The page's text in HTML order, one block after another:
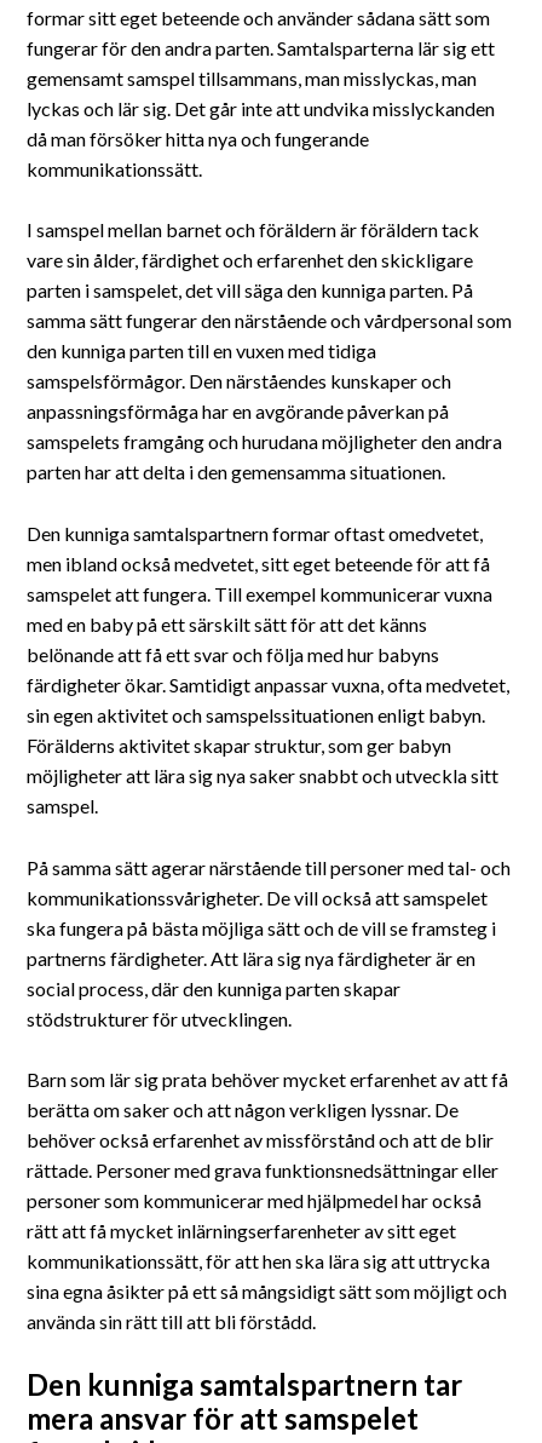
formar sitt eget beteende och använder sådana sätt som
fungerar för den andra parten. Samtalsparterna lär sig ett
gemensamt samspel tillsammans, man misslyckas, man
lyckas och lär sig. Det går inte att undvika misslyckanden
då man försöker hitta nya och fungerande
kommunikationssätt.
I samspel mellan barnet och föräldern är föräldern tack
vare sin ålder, färdighet och erfarenhet den skickligare
parten i samspelet, det vill säga den kunniga parten. På
samma sätt fungerar den närstående och vårdpersonal som
den kunniga parten till en vuxen med tidiga
samspelsförmågor. Den närståendes kunskaper och
anpassningsförmåga har en avgörande påverkan på
samspelets framgång och hurudana möjligheter den andra
parten har att delta i den gemensamma situationen.
Den kunniga samtalspartnern formar oftast omedvetet,
men ibland också medvetet, sitt eget beteende för att få
samspelet att fungera. Till exempel kommunicerar vuxna
med en baby på ett särskilt sätt för att det känns
belönande att få ett svar och följa med hur babyns
färdigheter ökar. Samtidigt anpassar vuxna, ofta medvetet,
sin egen aktivitet och samspelssituationen enligt babyn.
Förälderns aktivitet skapar struktur, som ger babyn
möjligheter att lära sig nya saker snabbt och utveckla sitt
samspel.
På samma sätt agerar närstående till personer med tal- och
kommunikationssvårigheter. De vill också att samspelet
ska fungera på bästa möjliga sätt och de vill se framsteg i
partnerns färdigheter. Att lära sig nya färdigheter är en
social process, där den kunniga parten skapar
stödstrukturer för utvecklingen.
Barn som lär sig prata behöver mycket erfarenhet av att få
berätta om saker och att någon verkligen lyssnar. De
behöver också erfarenhet av missförstånd och att de blir
rättade. Personer med grava funktionsnedsättningar eller
personer som kommunicerar med hjälpmedel har också
rätt att få mycket inlärningserfarenheter av sitt eget
kommunikationssätt, för att hen ska lära sig att uttrycka
sina egna åsikter på ett så mångsidigt sätt som möjligt och
använda sin rätt till att bli förstådd.
Den kunniga samtalspartnern tar
mera ansvar för att samspelet